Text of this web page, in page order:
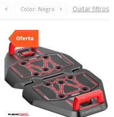
Color: Negro Quitar filtros